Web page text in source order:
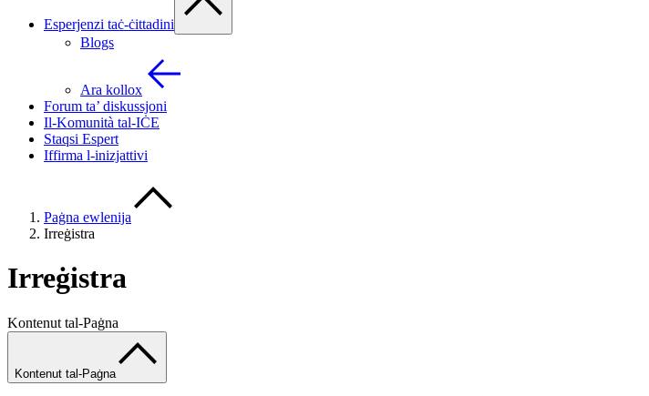
Esperjenzi taċ-ċittadini
Blogs
Ara kollox
Forum ta’ diskussjoni
Il-Komunità tal-IĊE
Staqsi Espert
Iffirma l-inizjattivi
Paġna ewlenija
Irreġistra
Irreġistra
Kontenut tal-Paġna
Kontenut tal-Paġna